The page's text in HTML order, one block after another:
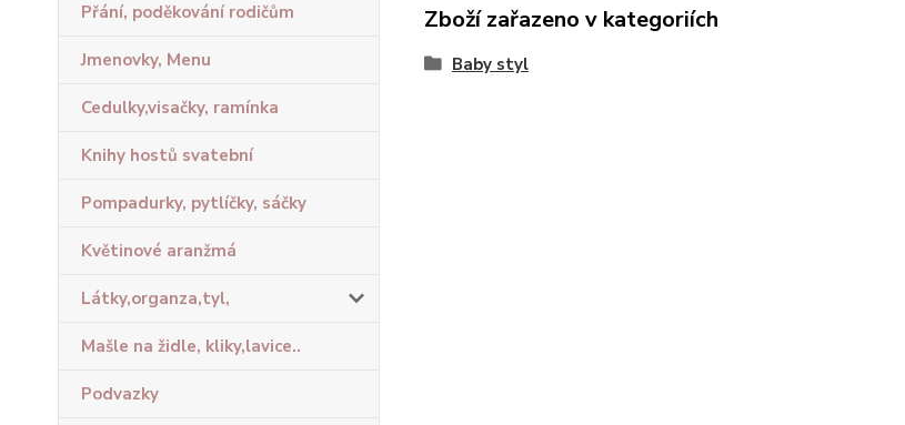
Přání, poděkování rodičům
Jmenovky, Menu
Cedulky,visačky, ramínka
Knihy hostů svatební
Pompadurky, pytlíčky, sáčky
Květinové aranžmá
Látky,organza,tyl,
Mašle na židle, kliky,lavice..
Podvazky
Zboží zařazeno v kategoriích
Baby styl